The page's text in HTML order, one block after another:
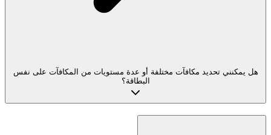
هل يمكنني تحديد مكافآت مختلفة أو عدة مستويات من المكافآت على نفس
البطاقة؟